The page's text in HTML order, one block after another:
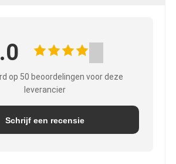
op 50 beoordelingen voor deze
leverancier
Schrijf een recensie